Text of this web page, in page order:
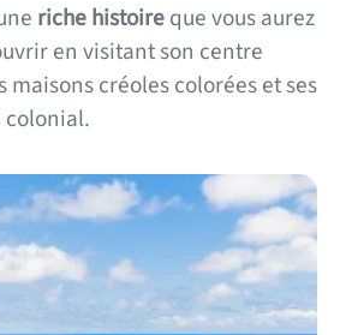
riche histoireque vous aurez
en visitant son centre
maisons créoles colorées et ses
colonial.